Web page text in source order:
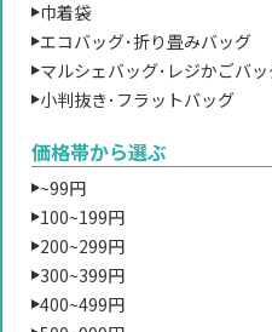
巾着袋
エコバッグ･折り畳みバッグ
マルシェバッグ･レジかごバ
小判抜き･フラットバッグ
価格帯から選ぶ
~99円
100~199円
200~299円
300~399円
400~499円